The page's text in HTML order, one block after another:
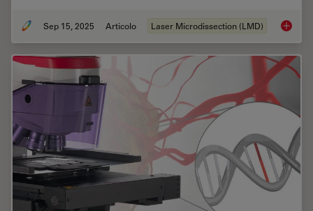
Sep 15, 2025 Articolo Laser Microdissection (LMD) How a